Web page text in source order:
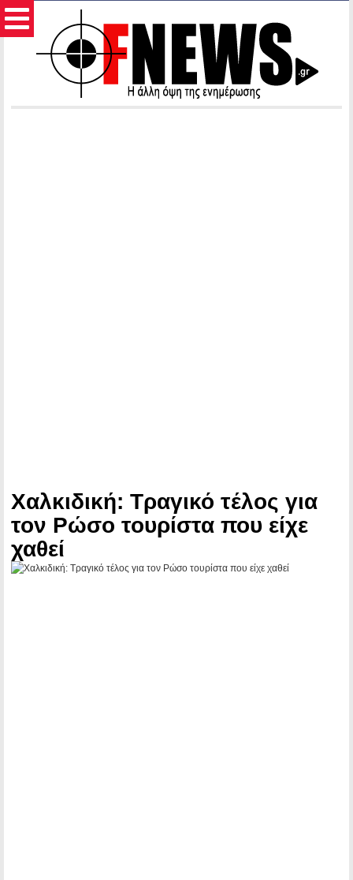
Χαλκιδική: Τραγικό τέλος για
τον Ρώσο τουρίστα που είχε
χαθεί